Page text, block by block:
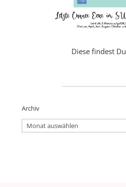
Diese findest Du
Archiv
Archiv